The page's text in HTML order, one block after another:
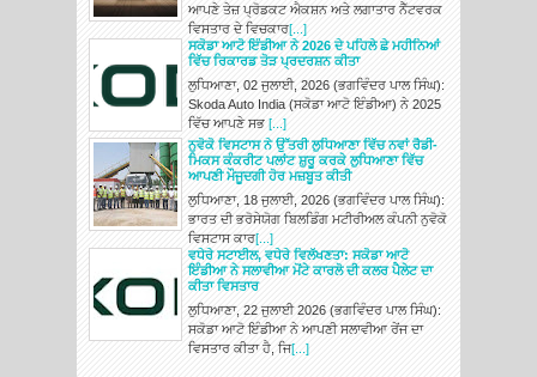
ਆਪਣੇ ਤੇਜ਼ ਪ੍ਰੋਡਕਟ ਐਕਸ਼ਨ ਅਤੇ ਲਗਾਤਾਰ ਨੈੱਟਵਰਕ
ਵਿਸਤਾਰ ਦੇ ਵਿਚਕਾਰ[...]
ਸਕੋਡਾ ਆਟੋ ਇੰਡੀਆ ਨੇ 2026 ਦੇ ਪਹਿਲੇ ਛੇ ਮਹੀਨਿਆਂ
ਵਿੱਚ ਰਿਕਾਰਡ ਤੋੜ ਪ੍ਰਦਰਸ਼ਨ ਕੀਤਾ
ਲੁਧਿਆਣਾ, 02 ਜੁਲਾਈ, 2026 (ਭਗਵਿੰਦਰ ਪਾਲ ਸਿੰਘ):
Skoda Auto India (ਸਕੋਡਾ ਆਟੋ ਇੰਡੀਆ) ਨੇ 2025
ਵਿੱਚ ਆਪਣੇ ਸਭ [...]
ਨੁਵੋਕੋ ਵਿਸਟਾਸ ਨੇ ਉੱਤਰੀ ਲੁਧਿਆਣਾ ਵਿੱਚ ਨਵਾਂ ਰੈਡੀ-
ਮਿਕਸ ਕੰਕਰੀਟ ਪਲਾਂਟ ਸ਼ੁਰੂ ਕਰਕੇ ਲੁਧਿਆਣਾ ਵਿੱਚ
ਆਪਣੀ ਮੌਜੂਦਗੀ ਹੋਰ ਮਜ਼ਬੂਤ ਕੀਤੀ
ਲੁਧਿਆਣਾ, 18 ਜੁਲਾਈ, 2026 (ਭਗਵਿੰਦਰ ਪਾਲ ਸਿੰਘ):
ਭਾਰਤ ਦੀ ਭਰੋਸੇਯੋਗ ਬਿਲਡਿੰਗ ਮਟੀਰੀਅਲ ਕੰਪਨੀ ਨੁਵੋਕੋ
ਵਿਸਟਾਸ ਕਾਰ[...]
ਵਧੇਰੇ ਸਟਾਈਲ, ਵਧੇਰੇ ਵਿਲੱਖਣਤਾ: ਸਕੋਡਾ ਆਟੋ
ਇੰਡੀਆ ਨੇ ਸਲਾਵੀਆ ਮੋਂਟੇ ਕਾਰਲੋ ਦੀ ਕਲਰ ਪੈਲੇਟ ਦਾ
ਕੀਤਾ ਵਿਸਤਾਰ
ਲੁਧਿਆਣਾ, 22 ਜੁਲਾਈ 2026 (ਭਗਵਿੰਦਰ ਪਾਲ ਸਿੰਘ):
ਸਕੋਡਾ ਆਟੋ ਇੰਡੀਆ ਨੇ ਆਪਣੀ ਸਲਾਵੀਆ ਰੇਂਜ ਦਾ
ਵਿਸਤਾਰ ਕੀਤਾ ਹੈ, ਜਿ[...]